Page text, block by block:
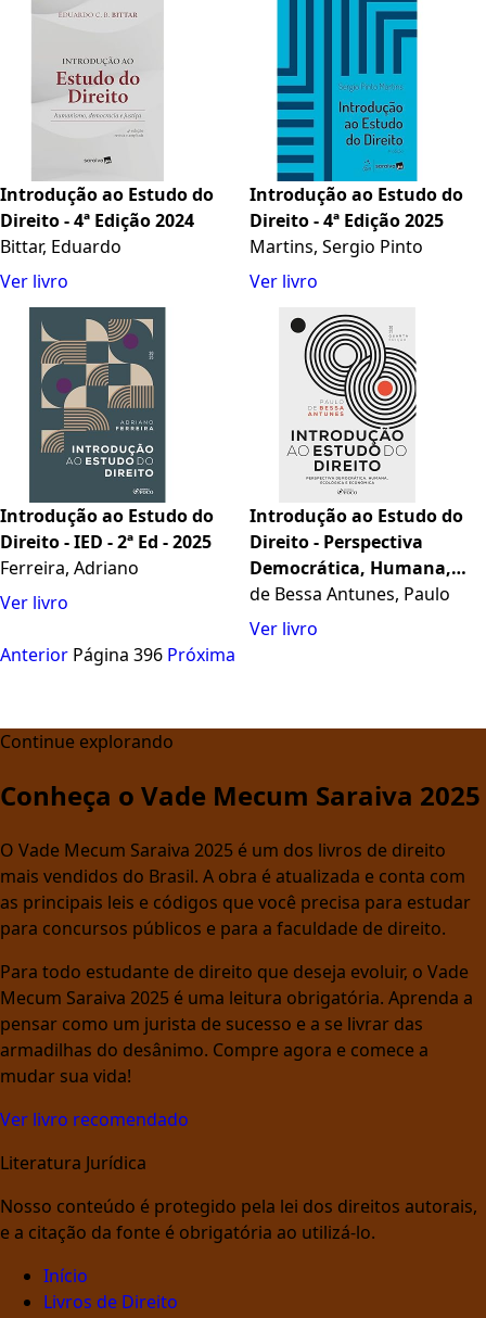
Introdução ao Estudo do
Direito - 4ª Edição 2024
Bittar, Eduardo
Ver livro
Introdução ao Estudo do
Direito - 4ª Edição 2025
Martins, Sergio Pinto
Ver livro
Introdução ao Estudo do
Direito - IED - 2ª Ed - 2025
Ferreira, Adriano
Ver livro
Introdução ao Estudo do
Direito - Perspectiva
Democrática, Humana,
Ecológica e Econômica - 4ª
Ed - 2025
de Bessa Antunes, Paulo
Ver livro
Anterior Página 396 Próxima
Continue explorando
Conheça o Vade Mecum Saraiva 2025
O Vade Mecum Saraiva 2025 é um dos livros de direito
mais vendidos do Brasil. A obra é atualizada e conta com
as principais leis e códigos que você precisa para estudar
para concursos públicos e para a faculdade de direito.
Para todo estudante de direito que deseja evoluir, o Vade
Mecum Saraiva 2025 é uma leitura obrigatória. Aprenda a
pensar como um jurista de sucesso e a se livrar das
armadilhas do desânimo. Compre agora e comece a
mudar sua vida!
Ver livro recomendado
Literatura Jurídica
Nosso conteúdo é protegido pela lei dos direitos autorais,
e a citação da fonte é obrigatória ao utilizá-lo.
Início
Livros de Direito